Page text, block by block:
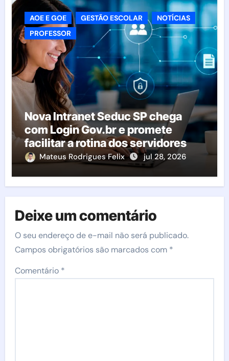
AOE E GOE GESTÃO ESCOLAR
NOTÍCIAS
PROFESSOR
Nova Intranet Seduc SP chega
com Login Gov.br e promete
facilitar a rotina dos servidores
Mateus Rodrigues Felix jul 28, 2026
Deixe um comentário
O seu endereço de e-mail não será publicado.
Campos obrigatórios são marcados com *
Comentário *